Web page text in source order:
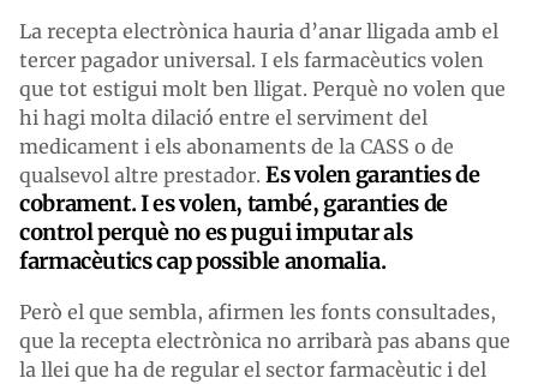
La recepta electrònica hauria d’anar lligada amb el
tercer pagador universal. I els farmacèutics volen
que tot estigui molt ben lligat. Perquè no volen que
hi hagi molta dilació entre el serviment del
medicament i els abonaments de la CASS o de
qualsevol altre prestador. Es volen garanties de
cobrament. I es volen, també, garanties de
control perquè no es pugui imputar als
farmacèutics cap possible anomalia.
Però el que sembla, afirmen les fonts consultades,
que la recepta electrònica no arribarà pas abans que
la llei que ha de regular el sector farmacèutic i del